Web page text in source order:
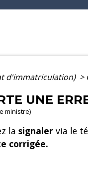
d'immatriculation) >
UNE
ministre)
la signaler via le
corrigée.